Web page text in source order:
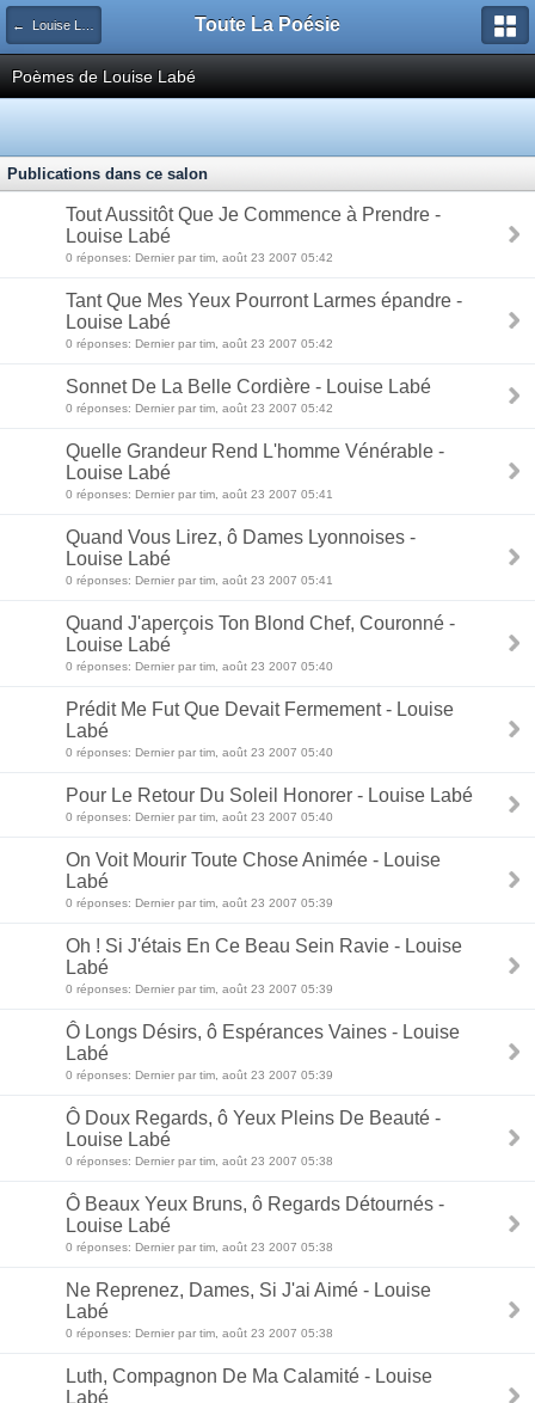
← Louise Labé Toute La Poésie
Poèmes de Louise Labé
Publications dans ce salon
Tout Aussitôt Que Je Commence à Prendre -
Louise Labé
0 réponses: Dernier par tim, août 23 2007 05:42
Tant Que Mes Yeux Pourront Larmes épandre -
Louise Labé
0 réponses: Dernier par tim, août 23 2007 05:42
Sonnet De La Belle Cordière - Louise Labé
0 réponses: Dernier par tim, août 23 2007 05:42
Quelle Grandeur Rend L'homme Vénérable -
Louise Labé
0 réponses: Dernier par tim, août 23 2007 05:41
Quand Vous Lirez, ô Dames Lyonnoises -
Louise Labé
0 réponses: Dernier par tim, août 23 2007 05:41
Quand J'aperçois Ton Blond Chef, Couronné -
Louise Labé
0 réponses: Dernier par tim, août 23 2007 05:40
Prédit Me Fut Que Devait Fermement - Louise
Labé
0 réponses: Dernier par tim, août 23 2007 05:40
Pour Le Retour Du Soleil Honorer - Louise Labé
0 réponses: Dernier par tim, août 23 2007 05:40
On Voit Mourir Toute Chose Animée - Louise
Labé
0 réponses: Dernier par tim, août 23 2007 05:39
Oh ! Si J'étais En Ce Beau Sein Ravie - Louise
Labé
0 réponses: Dernier par tim, août 23 2007 05:39
Ô Longs Désirs, ô Espérances Vaines - Louise
Labé
0 réponses: Dernier par tim, août 23 2007 05:39
Ô Doux Regards, ô Yeux Pleins De Beauté -
Louise Labé
0 réponses: Dernier par tim, août 23 2007 05:38
Ô Beaux Yeux Bruns, ô Regards Détournés -
Louise Labé
0 réponses: Dernier par tim, août 23 2007 05:38
Ne Reprenez, Dames, Si J'ai Aimé - Louise
Labé
0 réponses: Dernier par tim, août 23 2007 05:38
Luth, Compagnon De Ma Calamité - Louise
Labé